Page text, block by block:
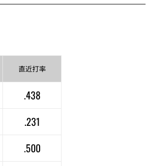
直近打率
.438
.231
.500